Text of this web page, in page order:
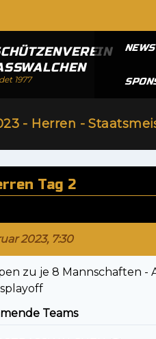
1977
NEWS
- Herren -
Tag 2
2023, 7:30
zu je 8 Mannschaften -
Teams